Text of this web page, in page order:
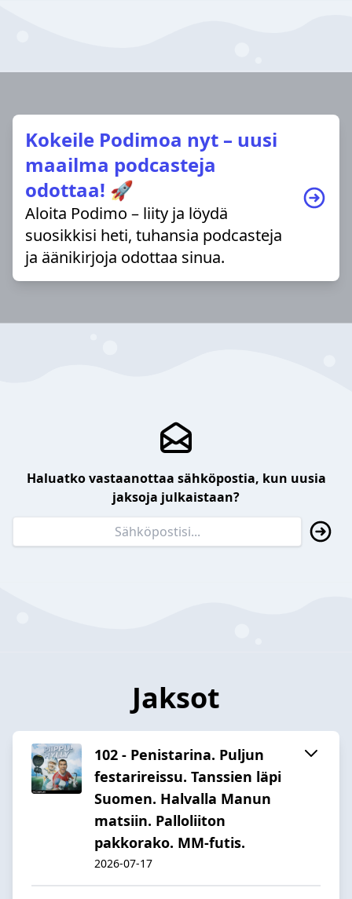
Kokeile Podimoa nyt – uusi
maailma podcasteja
odottaa! 🚀
Aloita Podimo – liity ja löydä
suosikkisi heti, tuhansia podcasteja
ja äänikirjoja odottaa sinua.
Haluatko vastaanottaa sähköpostia, kun uusia
jaksoja julkaistaan?
Jaksot
102 - Penistarina. Puljun
festarireissu. Tanssien läpi
Suomen. Halvalla Manun
matsiin. Palloliiton
pakkorako. MM-futis.
2026-07-17